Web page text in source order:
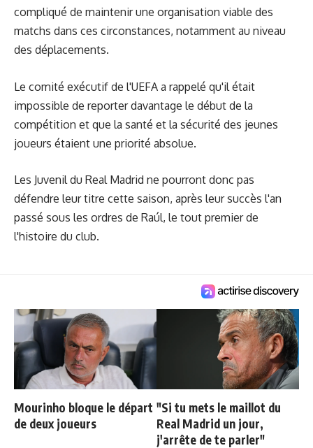
compliqué de maintenir une organisation viable des
matchs dans ces circonstances, notamment au niveau
des déplacements.
Le comité exécutif de l'UEFA a rappelé qu'il était
impossible de reporter davantage le début de la
compétition et que la santé et la sécurité des jeunes
joueurs étaient une priorité absolue.
Les Juvenil du Real Madrid ne pourront donc pas
défendre leur titre cette saison, après leur succès l'an
passé sous les ordres de Raúl, le tout premier de
l'histoire du club.
Mourinho bloque le départ
de deux joueurs
"Si tu mets le maillot du
Real Madrid un jour,
j'arrête de te parler"